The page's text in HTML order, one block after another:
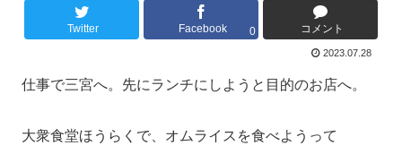
Twitter Facebook 0 コメント
2023.07.28
仕事で三宮へ。先にランチにしようと目的のお店へ。
大衆食堂ほうらくで、オムライスを食べようって